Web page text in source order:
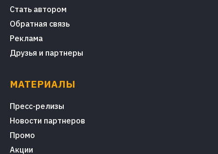
Стать автором
Обратная связь
Реклама
Друзья и партнеры
МАТЕРИАЛЫ
Пресс-релизы
Новости партнеров
Промо
Акции